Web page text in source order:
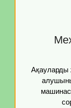
Ақауларды